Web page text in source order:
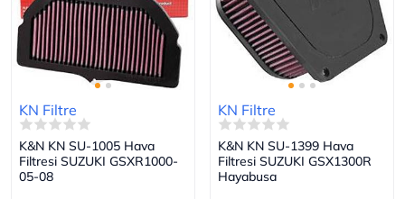
KN Filtre
K&N KN SU-1005 Hava
Filtresi SUZUKI GSXR1000-
05-08
KN Filtre
K&N KN SU-1399 Hava
Filtresi SUZUKI GSX1300R
Hayabusa